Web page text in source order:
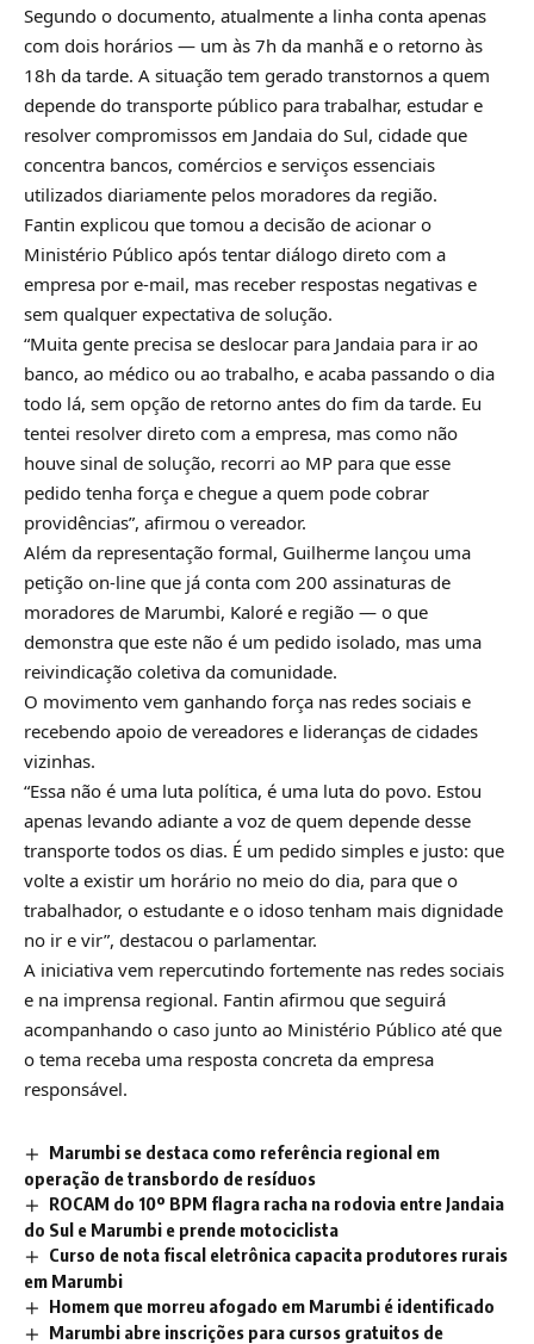
Segundo o documento, atualmente a linha conta apenas
com dois horários — um às 7h da manhã e o retorno às
18h da tarde. A situação tem gerado transtornos a quem
depende do transporte público para trabalhar, estudar e
resolver compromissos em Jandaia do Sul, cidade que
concentra bancos, comércios e serviços essenciais
utilizados diariamente pelos moradores da região.
Fantin explicou que tomou a decisão de acionar o
Ministério Público após tentar diálogo direto com a
empresa por e-mail, mas receber respostas negativas e
sem qualquer expectativa de solução.
“Muita gente precisa se deslocar para Jandaia para ir ao
banco, ao médico ou ao trabalho, e acaba passando o dia
todo lá, sem opção de retorno antes do fim da tarde. Eu
tentei resolver direto com a empresa, mas como não
houve sinal de solução, recorri ao MP para que esse
pedido tenha força e chegue a quem pode cobrar
providências”, afirmou o vereador.
Além da representação formal, Guilherme lançou uma
petição on-line que já conta com 200 assinaturas de
moradores de Marumbi, Kaloré e região — o que
demonstra que este não é um pedido isolado, mas uma
reivindicação coletiva da comunidade.
O movimento vem ganhando força nas redes sociais e
recebendo apoio de vereadores e lideranças de cidades
vizinhas.
“Essa não é uma luta política, é uma luta do povo. Estou
apenas levando adiante a voz de quem depende desse
transporte todos os dias. É um pedido simples e justo: que
volte a existir um horário no meio do dia, para que o
trabalhador, o estudante e o idoso tenham mais dignidade
no ir e vir”, destacou o parlamentar.
A iniciativa vem repercutindo fortemente nas redes sociais
e na imprensa regional. Fantin afirmou que seguirá
acompanhando o caso junto ao Ministério Público até que
o tema receba uma resposta concreta da empresa
responsável.
Marumbi se destaca como referência regional em
operação de transbordo de resíduos
ROCAM do 10º BPM flagra racha na rodovia entre Jandaia
do Sul e Marumbi e prende motociclista
Curso de nota fiscal eletrônica capacita produtores rurais
em Marumbi
Homem que morreu afogado em Marumbi é identificado
Marumbi abre inscrições para cursos gratuitos de